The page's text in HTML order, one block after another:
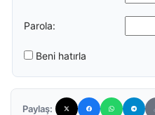
Parola:
Beni hatırla
Paylaş: